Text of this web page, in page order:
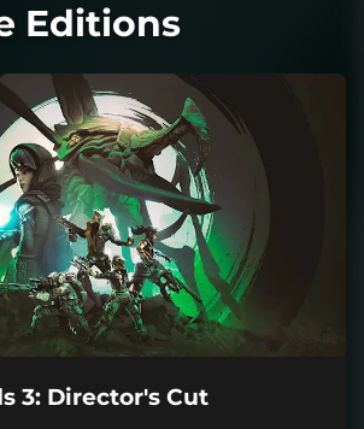
Editions
3: Director's Cut